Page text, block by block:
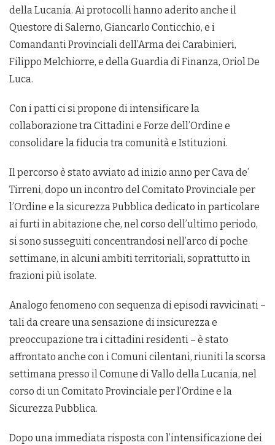
della Lucania. Ai protocolli hanno aderito anche il
Questore di Salerno, Giancarlo Conticchio, e i
Comandanti Provinciali dell’Arma dei Carabinieri,
Filippo Melchiorre, e della Guardia di Finanza, Oriol De
Luca.
Con i patti ci si propone di intensificare la
collaborazione tra Cittadini e Forze dell’Ordine e
consolidare la fiducia tra comunità e Istituzioni.
Il percorso è stato avviato ad inizio anno per Cava de’
Tirreni, dopo un incontro del Comitato Provinciale per
l’Ordine e la sicurezza Pubblica dedicato in particolare
ai furti in abitazione che, nel corso dell’ultimo periodo,
si sono susseguiti concentrandosi nell’arco di poche
settimane, in alcuni ambiti territoriali, soprattutto in
frazioni più isolate.
Analogo fenomeno con sequenza di episodi ravvicinati –
tali da creare una sensazione di insicurezza e
preoccupazione tra i cittadini residenti – è stato
affrontato anche con i Comuni cilentani, riuniti la scorsa
settimana presso il Comune di Vallo della Lucania, nel
corso di un Comitato Provinciale per l’Ordine e la
Sicurezza Pubblica.
Dopo una immediata risposta con l’intensificazione dei